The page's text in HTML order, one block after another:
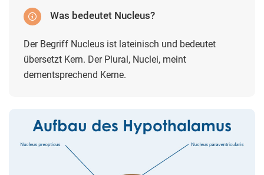
Was bedeutet Nucleus?
Der Begriff Nucleus ist lateinisch und bedeutet
übersetzt Kern. Der Plural, Nuclei, meint
dementsprechend Kerne.